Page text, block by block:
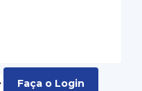
Faça o Login